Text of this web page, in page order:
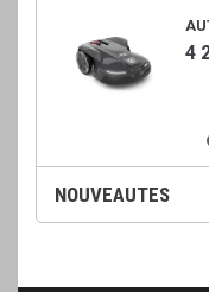
4
NOUVEAUTES